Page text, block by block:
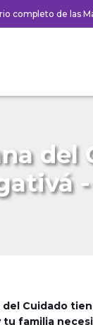
completo de las
del
del Cuidado
tu familia